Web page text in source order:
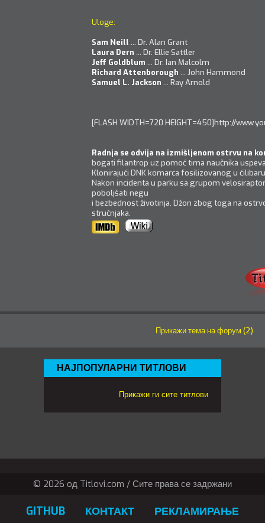
Uloge:
Sam Neill ... Dr. Alan Grant
Laura Dern ... Dr. Ellie Sattler
Jeff Goldblum ... Dr. Ian Malcolm
Richard Attenborough ... John Hammond
Samuel L. Jackson ... Ray Arnold
[FLASH WIDTH=720 HEIGHT=450]http://
Radnja se odvija na izmišljenom ostrvu na
bogati filantrop uz pomoć tima naučnika
Klonirajući DNK komarca fosilizovanog u
Nakon incidenta u parku sa grupom
poboljšati negu
i bezbednost životinja. Džon zbog toga na
stručnjaka.
Прикажи тема на форум (2)
НАЈПОПУЛАРНИ ТИТЛОВИ
Прикажи ги сите титлови
© 2026 oд Titlovi.com / Сите права се задржани
GITHUB КОНТАКТ РЕКЛАМИРАЊЕ